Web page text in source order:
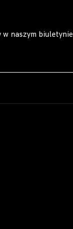
naszym biuletynie